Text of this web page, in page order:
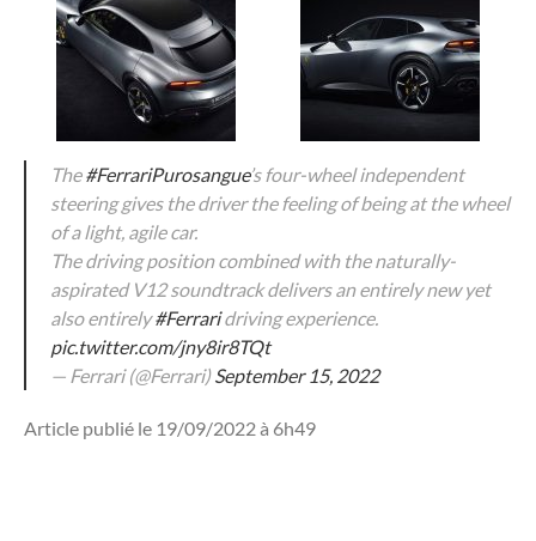
The#FerrariPurosangue’s four-wheel independent
steering gives the driver the feeling of being at the wheel
of a light, agile car.
The driving position combined with the naturally-
aspirated V12 soundtrack delivers an entirely new yet
also entirely#Ferraridriving experience.
pic.twitter.com/jny8ir8TQt
— Ferrari (@Ferrari)September 15, 2022
Article publié le 19/09/2022 à 6h49